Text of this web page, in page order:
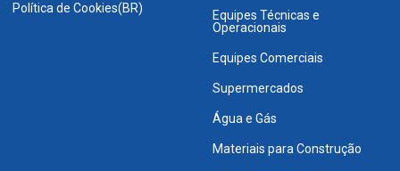
Política de Cookies(BR)
Equipes Técnicas e
Operacionais
Equipes Comerciais
Supermercados
Água e Gás
Materiais para Construção